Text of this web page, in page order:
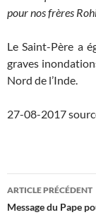
pour nos frères
Le Saint-Père a
graves
Nord de l’Inde.
27-08-2017
Navigation
des
ARTICLE PRÉCÉDENT
Message du Pape